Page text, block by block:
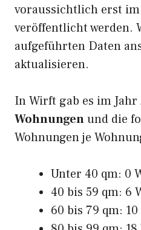
voraussichtlich erst
veröffentlicht werden.
aufgeführten Daten
aktualisieren.
In Wirft gab es im Jahr
Wohnungenund die
Wohnungen je
Unter 40 qm: 0
40 bis 59 qm: 6
60 bis 79 qm: